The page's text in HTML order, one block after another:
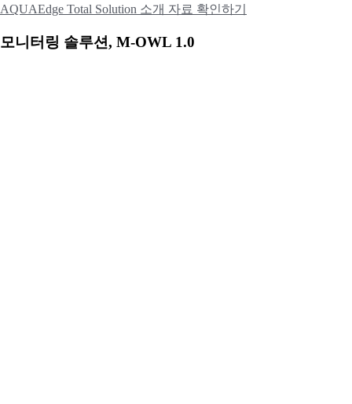
AQUAEdge Total Solution 소개 자료 확인하기
모니터링 솔루션, M-OWL 1.0